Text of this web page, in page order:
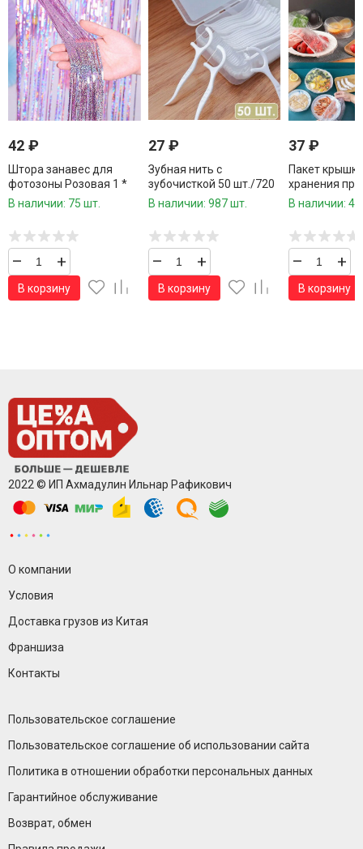
42 ₽
Штора занавес для
фотозоны Розовая 1 *
2,5 метра
В наличии: 75 шт.
– +
В корзину
27 ₽
Зубная нить с
зубочисткой 50 шт./720
шт.коробка/
В наличии: 987 шт.
– +
В корзину
37 ₽
Пакет
хранения
сумочке 100
В наличии:
– +
В корзину
2022 © ИП Ахмадулин Ильнар Рафикович
О компании
Условия
Доставка грузов из Китая
Франшиза
Контакты
Пользовательское соглашение
Пользовательское соглашение об использовании сайта
Политика в отношении обработки персональных данных
Гарантийное обслуживание
Возврат, обмен